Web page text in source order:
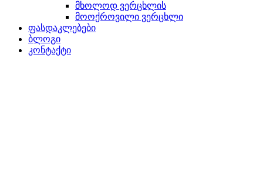
მხოლოდ ვერცხლის
მოოქროვილი ვერცხლი
ფასდაკლებები
ბლოგი
კონტაქტი